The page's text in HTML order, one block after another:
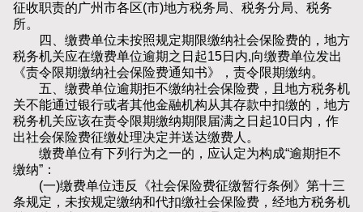
征收职责的广州市各区(市)地方税务局、税务分局、税务
所。
四、缴费单位未按照规定期限缴纳社会保险费的，地方
税务机关应在缴费单位逾期之日起15日内,向缴费单位发出
《责令限期缴纳社会保险费通知书》，责令限期缴纳。
五、缴费单位逾期拒不缴纳社会保险费，且地方税务机
关不能通过银行或者其他金融机构从其存款中扣缴的，地方
税务机关应该在责令限期缴纳期限届满之日起10日内，作
出社会保险费征缴处理决定并送达缴费人。
缴费单位有下列行为之一的，应认定为构成“逾期拒不
缴纳”：
(一)缴费单位违反《社会保险费征缴暂行条例》第十三
条规定，未按规定缴纳和代扣缴社会保险费，经地方税务机